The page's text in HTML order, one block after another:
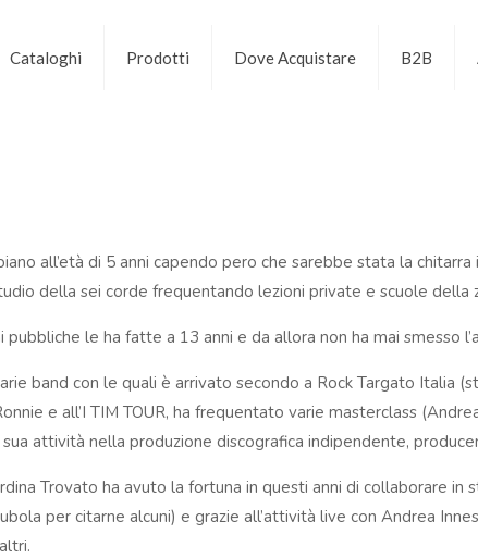
Cataloghi Prodotti Dove Acquistare B2B
all’età di 5 anni capendo pero che sarebbe stata la
della sei corde frequentando lezioni private e scuole della
pubbliche le ha fatte a 13 anni e da allora non ha mai smesso
band con le quali è arrivato secondo a Rock Targato Italia
e all’I TIM TOUR, ha frequentato varie masterclass
sua attività nella produzione discografica indipendente,
Trovato ha avuto la fortuna in questi anni di collaborare in
per citarne alcuni) e grazie all’attività live con Andrea